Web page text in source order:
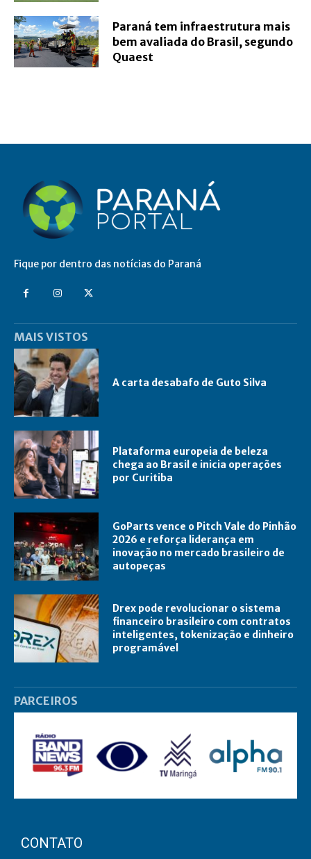
Paraná tem infraestrutura mais
bem avaliada do Brasil, segundo
Quaest
Fique por dentro das notícias do Paraná
MAIS VISTOS
A carta desabafo de Guto Silva
Plataforma europeia de beleza
chega ao Brasil e inicia operações
por Curitiba
GoParts vence o Pitch Vale do Pinhão
2026 e reforça liderança em
inovação no mercado brasileiro de
autopeças
Drex pode revolucionar o sistema
financeiro brasileiro com contratos
inteligentes, tokenização e dinheiro
programável
PARCEIROS
CONTATO